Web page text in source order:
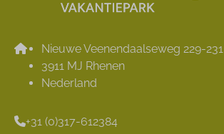
Nieuwe Veenendaalseweg 229-231
3911 MJ Rhenen
Nederland
+31 (0)317-612384